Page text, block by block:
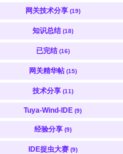
网关技术分享 (19)
知识总结 (18)
已完结 (16)
网关精华帖 (15)
技术分享 (11)
Tuya-Wind-IDE (9)
经验分享 (9)
IDE捉虫大赛 (9)